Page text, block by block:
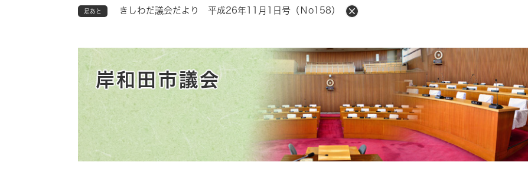
ごみ・衛生・動物 救急・消防
防災・防犯 上水道・下水道
自然・環境・公園 住宅
引っ越し おくやみ
男女共同参画
地域コミュニティ・ボラン
環境 福祉・介護
とじる
とじる
市政 職員採用情報
市役所・施設の案内
足あと きしわだ議会だより 平成26年11月1日号（Ｎo158）
岸和田市議会